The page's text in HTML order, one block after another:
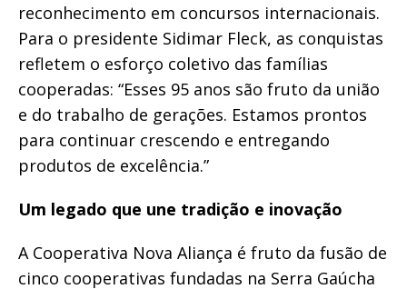
reconhecimento em concursos internacionais.
Para o presidente Sidimar Fleck, as conquistas
refletem o esforço coletivo das famílias
cooperadas: “Esses 95 anos são fruto da união
e do trabalho de gerações. Estamos prontos
para continuar crescendo e entregando
produtos de excelência.”
Um legado que une tradição e inovação
A Cooperativa Nova Aliança é fruto da fusão de
cinco cooperativas fundadas na Serra Gaúcha